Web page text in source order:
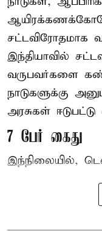
சட்டவிரோதமாக
இந்தியாவில்
வருபவர்களை
நாடுகளுக்கு
அரசுகள்
7 பேர் கைது
இந்நிலையில்,